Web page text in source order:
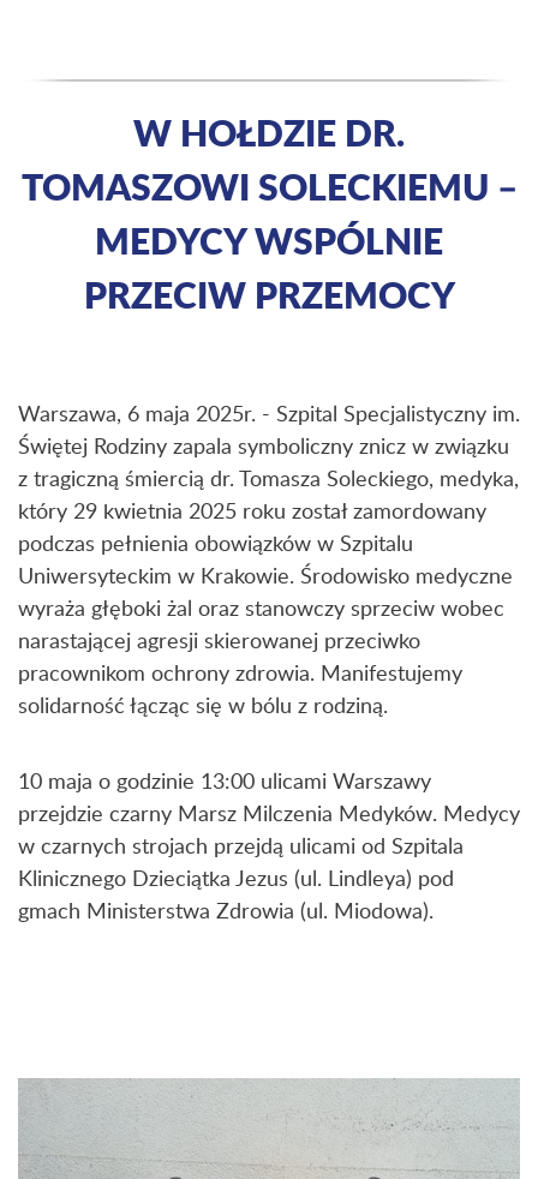
W HOŁDZIE DR.
TOMASZOWI SOLECKIEMU –
MEDYCY WSPÓLNIE
PRZECIW PRZEMOCY
Warszawa, 6 maja 2025r. - Szpital Specjalistyczny im.
Świętej Rodziny zapala symboliczny znicz w związku
z tragiczną śmiercią dr. Tomasza Soleckiego, medyka,
który 29 kwietnia 2025 roku został zamordowany
podczas pełnienia obowiązków w Szpitalu
Uniwersyteckim w Krakowie. Środowisko medyczne
wyraża głęboki żal oraz stanowczy sprzeciw wobec
narastającej agresji skierowanej przeciwko
pracownikom ochrony zdrowia. Manifestujemy
solidarność łącząc się w bólu z rodziną.
10 maja o godzinie 13:00 ulicami Warszawy
przejdzie czarny Marsz Milczenia Medyków. Medycy
w czarnych strojach przejdą ulicami od Szpitala
Klinicznego Dzieciątka Jezus (ul. Lindleya) pod
gmach Ministerstwa Zdrowia (ul. Miodowa).